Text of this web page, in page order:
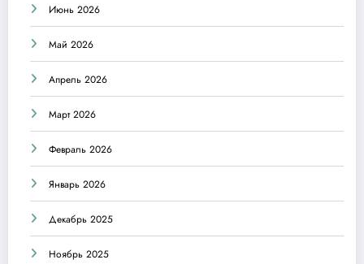
Июнь 2026
Май 2026
Апрель 2026
Март 2026
Февраль 2026
Январь 2026
Декабрь 2025
Ноябрь 2025